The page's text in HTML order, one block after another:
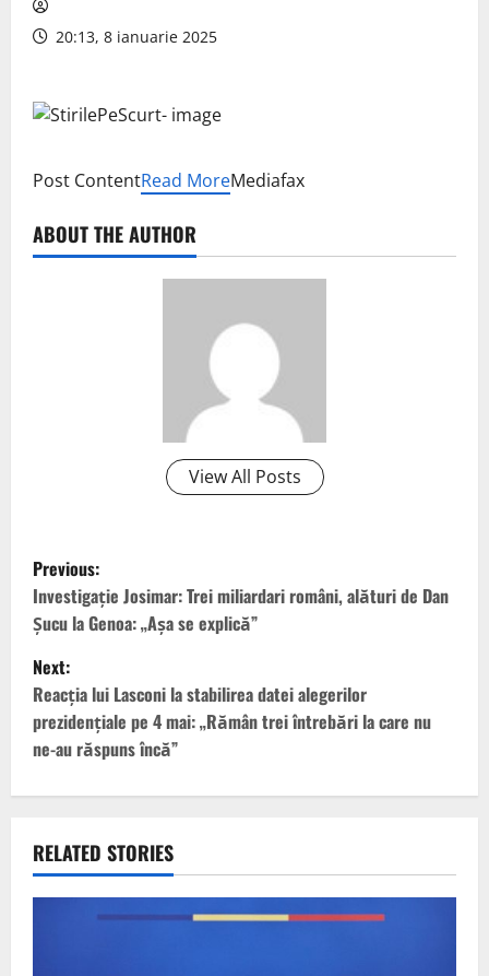
20:13, 8 ianuarie 2025
Post ContentRead MoreMediafax
ABOUT THE AUTHOR
View All Posts
P
o
s
t
n
a
v
i
Previous:
Investigație Josimar: Trei miliardari români, alături de Dan
Șucu la Genoa: „Așa se explică”
Next:
Reacţia lui Lasconi la stabilirea datei alegerilor
prezidenţiale pe 4 mai: „Rămân trei întrebări la care nu
ne-au răspuns încă”
RELATED STORIES